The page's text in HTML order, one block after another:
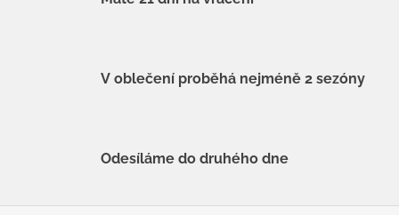
V oblečení proběhá nejméně 2 sezóny
Odesíláme do druhého dne